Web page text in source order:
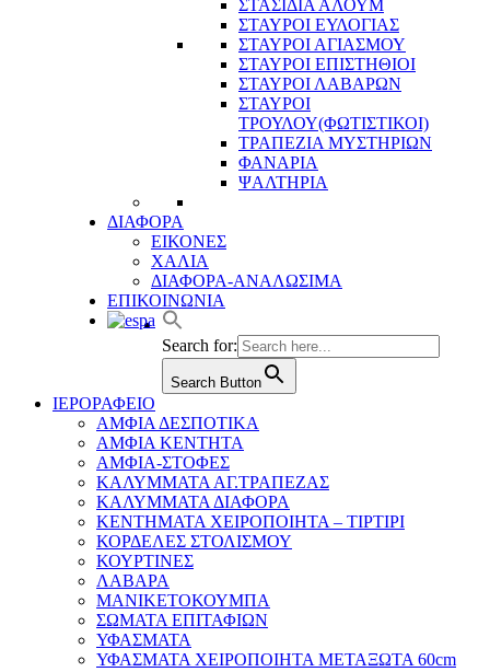
ΣΤΑΣΙΔΙΑ ΑΛΟΥΜ
ΣΤΑΥΡΟΙ ΕΥΛΟΓΙΑΣ
ΣΤΑΥΡΟΙ ΑΓΙΑΣΜΟΥ
ΣΤΑΥΡΟΙ ΕΠΙΣΤΗΘΙΟΙ
ΣΤΑΥΡΟΙ ΛΑΒΑΡΩΝ
ΣΤΑΥΡΟΙ
ΤΡΟΥΛΟΥ(ΦΩΤΙΣΤΙΚΟΙ)
ΤΡΑΠΕΖΙΑ ΜΥΣΤΗΡΙΩΝ
ΦΑΝΑΡΙΑ
ΨΑΛΤΗΡΙΑ
ΔΙΑΦΟΡΑ
ΕΙΚΟΝΕΣ
ΧΑΛΙΑ
ΔΙΑΦΟΡΑ-ΑΝΑΛΩΣΙΜΑ
ΕΠΙΚΟΙΝΩΝΙΑ
Search for:
Search Button
ΙΕΡΟΡΑΦΕΙΟ
ΑΜΦΙΑ ΔΕΣΠΟΤΙΚΑ
ΑΜΦΙΑ ΚΕΝΤΗΤΑ
ΑΜΦΙΑ-ΣΤΟΦΕΣ
ΚΑΛΥΜΜΑΤΑ ΑΓ.ΤΡΑΠΕΖΑΣ
ΚΑΛΥΜΜΑΤΑ ΔΙΑΦΟΡΑ
ΚΕΝΤΗΜΑΤΑ ΧΕΙΡΟΠΟΙΗΤΑ – ΤΙΡΤΙΡΙ
ΚΟΡΔΕΛΕΣ ΣΤΟΛΙΣΜΟΥ
ΚΟΥΡΤΙΝΕΣ
ΛΑΒΑΡΑ
ΜΑΝΙΚΕΤΟΚΟΥΜΠΑ
ΣΩΜΑΤΑ ΕΠΙΤΑΦΙΩΝ
ΥΦΑΣΜΑΤΑ
ΥΦΑΣΜΑΤΑ ΧΕΙΡΟΠΟΙΗΤΑ ΜΕΤΑΞΩΤΑ 60cm